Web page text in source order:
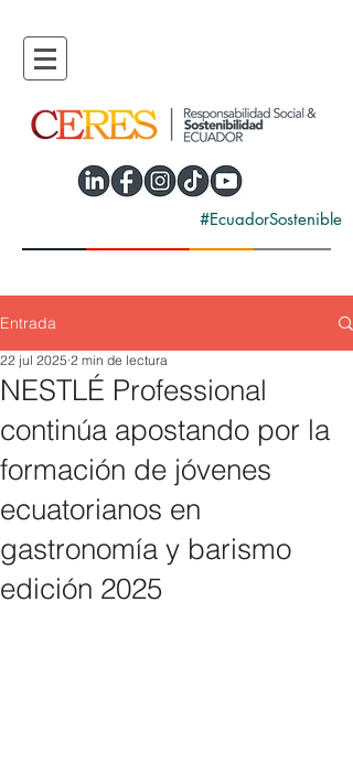
#EcuadorSostenible
Entrada
NESTLÉ Professional
continúa apostando por la
formación de jóvenes
ecuatorianos en
gastronomía y barismo
edición 2025
22 jul 2025 2 min de lectura